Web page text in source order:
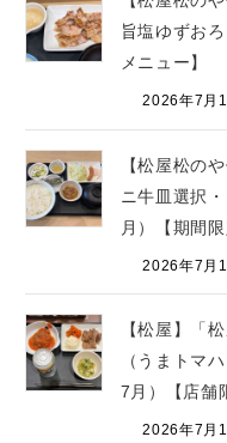
旨塩ゆずお
メニュー】
2026年7月
【松屋松の
ニ牛皿選択
月）【期間限
2026年7月
【松屋】「
（うまトマ
7月）【店舗
2026年7月